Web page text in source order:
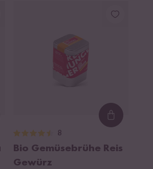
Loading...
8
Bio Gemüsebrühe Reis
Gewürz